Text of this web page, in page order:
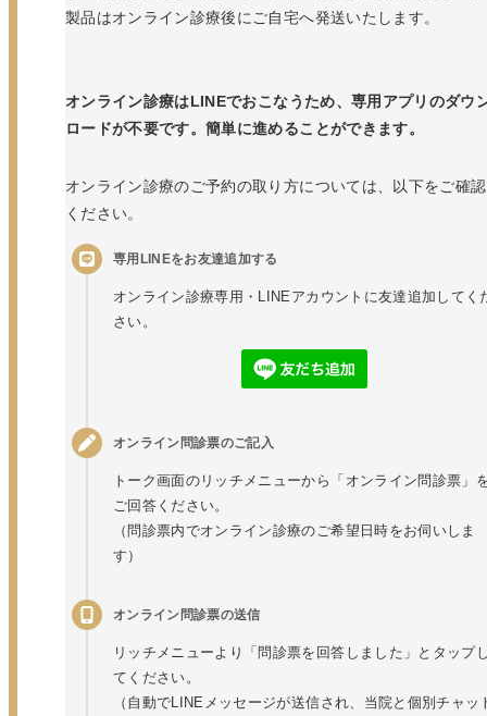
製品はオンライン診療後にご自宅へ発送いたします。
オンライン診療はLINEでおこなうため、専用アプリのダウ
ロードが不要です。簡単に進めることができます。
オンライン診療のご予約の取り方については、以下をご確認
ください。
専用LINEをお友達追加する
オンライン診療専用・LINEアカウントに友達追加してく
さい。
オンライン問診票のご記入
トーク画面のリッチメニューから「オンライン問診票」
ご回答ください。
（問診票内でオンライン診療のご希望日時をお伺いしま
す）
オンライン問診票の送信
リッチメニューより「問診票を回答しました」とタップ
てください。
（自動でLINEメッセージが送信され、当院と個別チャッ